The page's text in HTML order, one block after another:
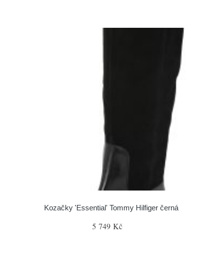
Kozačky 'Essential' Tommy Hilfiger černá
5 749 Kč